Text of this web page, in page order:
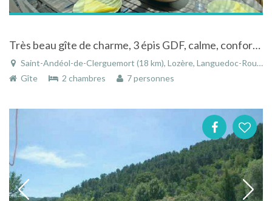
Très beau gîte de charme, 3 épis GDF, calme, confortable, au coeur du parc National des Cévennes
Saint-Andéol-de-Clerguemort (18 km), Lozère, Languedoc-Roussillon, Occitanie, France
Gîte
2 chambres 7 personnes